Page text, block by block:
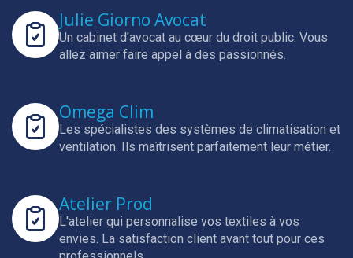
Julie Giorno Avocat
Un cabinet d’avocat au cœur du droit public. Vous
allez aimer faire appel à des passionnés.
Omega Clim
Les spécialistes des systèmes de climatisation et
ventilation. Ils maîtrisent parfaitement leur métier.
Atelier Prod
L'atelier qui personnalise vos textiles à vos
envies. La satisfaction client avant tout pour ces